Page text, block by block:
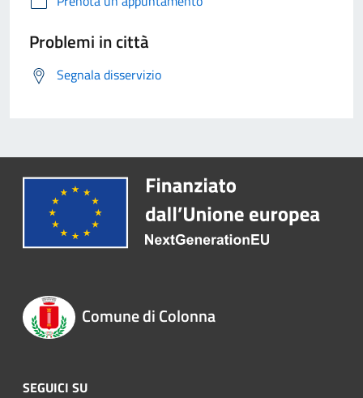
Problemi in città
Segnala disservizio
Comune di Colonna
SEGUICI SU